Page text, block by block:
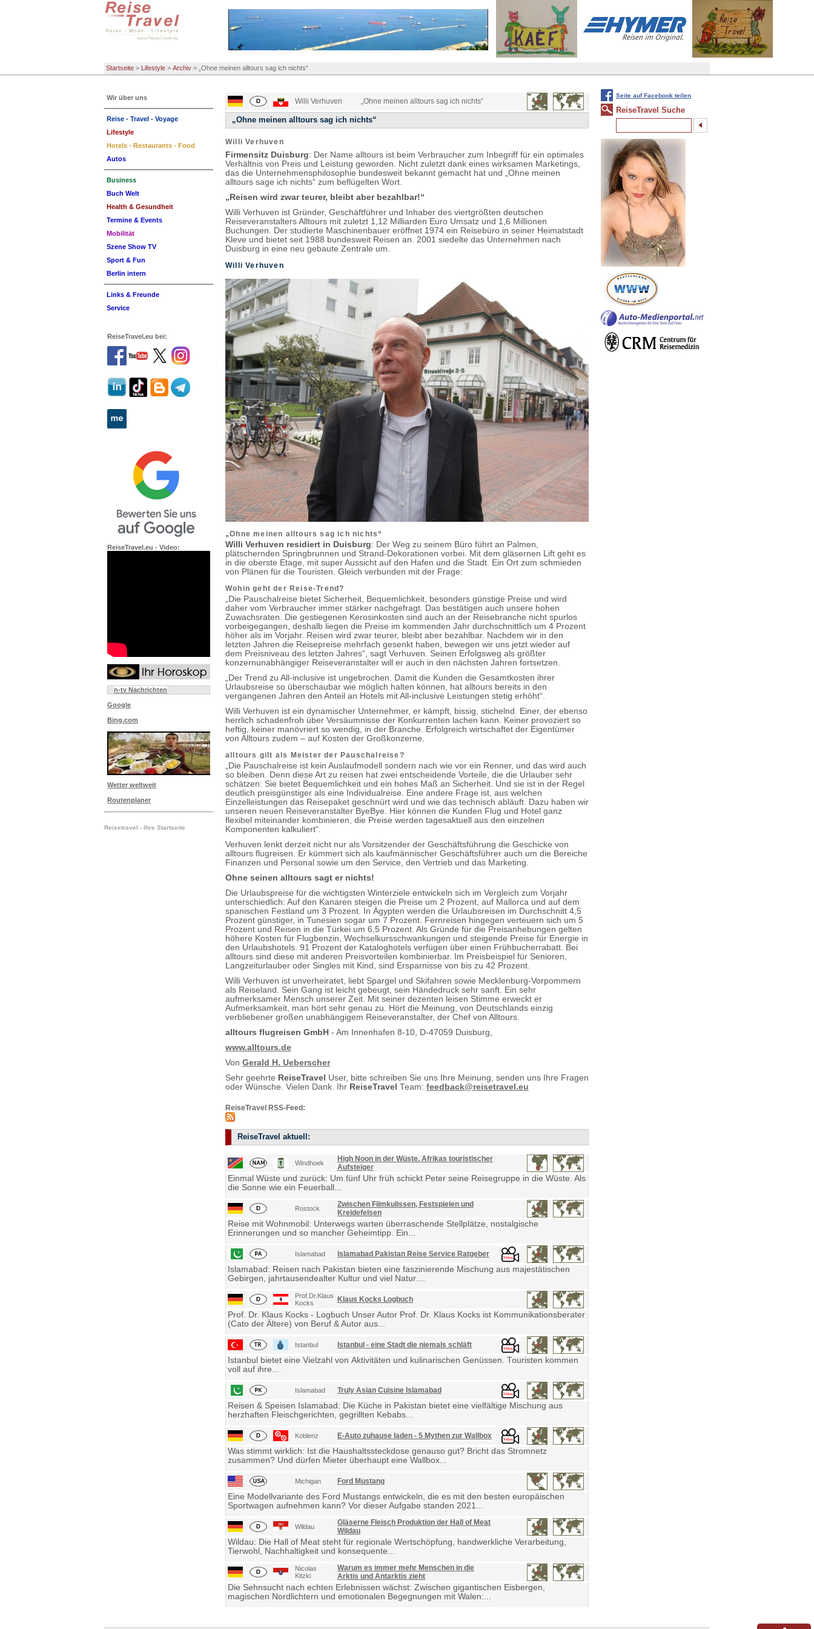
Startseite > Lifestyle > Archiv > „Ohne meinen alltours sag ich nichts“
Willi Verhuven „Ohne meinen alltours sag ich nichts“
„Ohne meinen alltours sag ich nichts“
Willi Verhuven
Firmensitz Duisburg: Der Name alltours ist beim Verbraucher zum Inbegriff für ein optimales
Verhältnis von Preis und Leistung geworden. Nicht zuletzt dank eines wirksamen Marketings,
das die Unternehmensphilosophie bundesweit bekannt gemacht hat und „Ohne meinen
alltours sage ich nichts“ zum beflügelten Wort.
„Reisen wird zwar teurer, bleibt aber bezahlbar!“
Willi Verhuven ist Gründer, Geschäftführer und Inhaber des viertgrößten deutschen
Reiseveranstalters Alltours mit zuletzt 1,12 Milliarden Euro Umsatz und 1,6 Millionen
Buchungen. Der studierte Maschinenbauer eröffnet 1974 ein Reisebüro in seiner Heimatstadt
Kleve und bietet seit 1988 bundesweit Reisen an. 2001 siedelte das Unternehmen nach
Duisburg in eine neu gebaute Zentrale um.
Willi Verhuven
„Ohne meinen alltours sag ich nichts“
Willi Verhuven residiert in Duisburg: Der Weg zu seinem Büro führt an Palmen,
plätschernden Springbrunnen und Strand-Dekorationen vorbei. Mit dem gläsernen Lift geht es
in die oberste Etage, mit super Aussicht auf den Hafen und die Stadt. Ein Ort zum schmieden
von Plänen für die Touristen. Gleich verbunden mit der Frage:
Wohin geht der Reise-Trend?
„Die Pauschalreise bietet Sicherheit, Bequemlichkeit, besonders günstige Preise und wird
daher vom Verbraucher immer stärker nachgefragt. Das bestätigen auch unsere hohen
Zuwachsraten. Die gestiegenen Kerosinkosten sind auch an der Reisebranche nicht spurlos
vorbeigegangen, deshalb liegen die Preise im kommenden Jahr durchschnittlich um 4 Prozent
höher als im Vorjahr. Reisen wird zwar teurer, bleibt aber bezahlbar. Nachdem wir in den
letzten Jahren die Reisepreise mehrfach gesenkt haben, bewegen wir uns jetzt wieder auf
dem Preisniveau des letzten Jahres“, sagt Verhuven. Seinen Erfolgsweg als größter
konzernunabhängiger Reiseveranstalter will er auch in den nächsten Jahren fortsetzen.
„Der Trend zu All-inclusive ist ungebrochen. Damit die Kunden die Gesamtkosten ihrer
Urlaubsreise so überschaubar wie möglich halten können, hat alltours bereits in den
vergangenen Jahren den Anteil an Hotels mit All-inclusive Leistungen stetig erhöht“.
Willi Verhuven ist ein dynamischer Unternehmer, er kämpft, bissig, stichelnd. Einer, der ebenso
herrlich schadenfroh über Versäumnisse der Konkurrenten lachen kann. Keiner provoziert so
heftig, keiner manövriert so wendig, in der Branche. Erfolgreich wirtschaftet der Eigentümer
von Alltours zudem – auf Kosten der Großkonzerne.
alltours gilt als Meister der Pauschalreise?
„Die Pauschalreise ist kein Auslaufmodell sondern nach wie vor ein Renner, und das wird auch
so bleiben. Denn diese Art zu reisen hat zwei entscheidende Vorteile, die die Urlauber sehr
schätzen: Sie bietet Bequemlichkeit und ein hohes Maß an Sicherheit. Und sie ist in der Regel
deutlich preisgünstiger als eine Individualreise. Eine andere Frage ist, aus welchen
Einzelleistungen das Reisepaket geschnürt wird und wie das technisch abläuft. Dazu haben wir
unseren neuen Reiseveranstalter ByeBye. Hier können die Kunden Flug und Hotel ganz
flexibel miteinander kombinieren, die Preise werden tagesaktuell aus den einzelnen
Komponenten kalkuliert“.
Verhuven lenkt derzeit nicht nur als Vorsitzender der Geschäftsführung die Geschicke von
alltours flugreisen. Er kümmert sich als kaufmännischer Geschäftsführer auch um die Bereiche
Finanzen und Personal sowie um den Service, den Vertrieb und das Marketing.
Ohne seinen alltours sagt er nichts!
Die Urlaubspreise für die wichtigsten Winterziele entwickeln sich im Vergleich zum Vorjahr
unterschiedlich: Auf den Kanaren steigen die Preise um 2 Prozent, auf Mallorca und auf dem
spanischen Festland um 3 Prozent. In Ägypten werden die Urlaubsreisen im Durchschnitt 4,5
Prozent günstiger, in Tunesien sogar um 7 Prozent. Fernreisen hingegen verteuern sich um 5
Prozent und Reisen in die Türkei um 6,5 Prozent. Als Gründe für die Preisanhebungen gelten
höhere Kosten für Flugbenzin, Wechselkursschwankungen und steigende Preise für Energie in
den Urlaubshotels. 91 Prozent der Kataloghotels verfügen über einen Frühbucherrabatt. Bei
alltours sind diese mit anderen Preisvorteilen kombinierbar. Im Preisbeispiel für Senioren,
Langzeiturlauber oder Singles mit Kind, sind Ersparnisse von bis zu 42 Prozent.
Willi Verhuven ist unverheiratet, liebt Spargel und Skifahren sowie Mecklenburg-Vorpommern
als Reiseland. Sein Gang ist leicht gebeugt, sein Händedruck sehr sanft. Ein sehr
aufmerksamer Mensch unserer Zeit. Mit seiner dezenten leisen Stimme erweckt er
Aufmerksamkeit, man hört sehr genau zu. Hört die Meinung, von Deutschlands einzig
verbliebener großen unabhängigem Reiseveranstalter, der Chef von Alltours.
alltours flugreisen GmbH - Am Innenhafen 8-10, D-47059 Duisburg,
www.alltours.de
Von Gerald H. Ueberscher
Sehr geehrte ReiseTravel User, bitte schreiben Sie uns Ihre Meinung, senden uns Ihre Fragen
oder Wünsche. Vielen Dank. Ihr ReiseTravel Team: feedback@reisetravel.eu
ReiseTravel RSS-Feed:
ReiseTravel aktuell:
Windhoek
High Noon in der Wüste. Afrikas touristischer
Aufsteiger
Einmal Wüste und zurück: Um fünf Uhr früh schickt Peter seine Reisegruppe in die Wüste. Als
die Sonne wie ein Feuerball...
Rostock
Zwischen Filmkulissen, Festspielen und
Kreidefelsen
Reise mit Wohnmobil: Unterwegs warten überraschende Stellplätze, nostalgische
Erinnerungen und so mancher Geheimtipp. Ein...
Islamabad Islamabad Pakistan Reise Service Ratgeber
Islamabad: Reisen nach Pakistan bieten eine faszinierende Mischung aus majestätischen
Gebirgen, jahrtausendealter Kultur und viel Natur....
Prof.Dr.Klaus
Kocks
Klaus Kocks Logbuch
Prof. Dr. Klaus Kocks - Logbuch Unser Autor Prof. Dr. Klaus Kocks ist Kommunikationsberater
(Cato der Ältere) von Beruf & Autor aus...
Istanbul Istanbul - eine Stadt die niemals schläft
Istanbul bietet eine Vielzahl von Aktivitäten und kulinarischen Genüssen. Touristen kommen
voll auf ihre...
Islamabad Truly Asian Cuisine Islamabad
Reisen & Speisen Islamabad: Die Küche in Pakistan bietet eine vielfältige Mischung aus
herzhaften Fleischgerichten, gegrillten Kebabs...
Koblenz E-Auto zuhause laden - 5 Mythen zur Wallbox
Was stimmt wirklich: Ist die Haushaltssteckdose genauso gut? Bricht das Stromnetz
zusammen? Und dürfen Mieter überhaupt eine Wallbox...
Michigan Ford Mustang
Eine Modellvariante des Ford Mustangs entwickeln, die es mit den besten europäischen
Sportwagen aufnehmen kann? Vor dieser Aufgabe standen 2021...
Wildau
Gläserne Fleisch Produktion der Hall of Meat
Wildau
Wildau: Die Hall of Meat steht für regionale Wertschöpfung, handwerkliche Verarbeitung,
Tierwohl, Nachhaltigkeit und konsequente...
Nicolas
Kitzki
Warum es immer mehr Menschen in die
Arktis und Antarktis zieht
Die Sehnsucht nach echten Erlebnissen wächst: Zwischen gigantischen Eisbergen,
magischen Nordlichtern und emotionalen Begegnungen mit Walen:...
Wir über uns
Reise - Travel - Voyage
Lifestyle
Hotels - Restaurants - Food
Autos
Business
Buch Welt
Health & Gesundheit
Termine & Events
Mobilität
Szene Show TV
Sport & Fun
Berlin intern
Links & Freunde
Service
ReiseTravel.eu bei:
ReiseTravel.eu - Video:
n-tv Nachrichten
Google
Bing.com
Wetter weltweit
Routenplaner
Reisetravel - Ihre Startseite
Seite auf Facebook teilen
ReiseTravel Suche